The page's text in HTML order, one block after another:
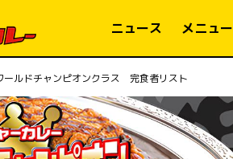
ニュース メニュー
ールドチャンピオンクラス 完食者リスト